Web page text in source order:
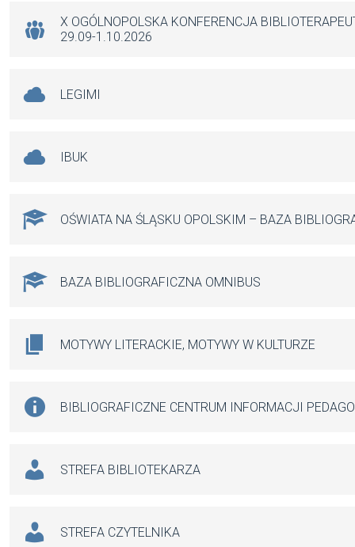
k
p
X OGÓLNOPOLSKA KONFERENCJA
29.09-1.10.2026
LEGIMI
IBUK
OŚWIATA NA ŚLĄSKU OPOLSKIM – BAZA
BAZA BIBLIOGRAFICZNA OMNIBUS
MOTYWY LITERACKIE, MOTYWY W KULTURZE
BIBLIOGRAFICZNE CENTRUM INFORMACJI
STREFA BIBLIOTEKARZA
STREFA CZYTELNIKA